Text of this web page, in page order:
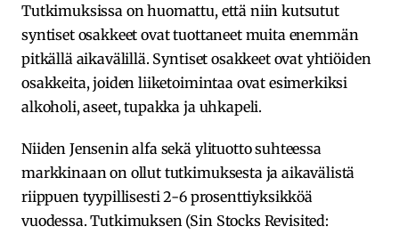
Tutkimuksissa on huomattu, että niin kutsutut
syntiset osakkeet ovat tuottaneet muita enemmän
pitkällä aikavälillä. Syntiset osakkeet ovat yhtiöiden
osakkeita, joiden liiketoimintaa ovat esimerkiksi
alkoholi, aseet, tupakka ja uhkapeli.
Niiden Jensenin alfa sekä ylituotto suhteessa
markkinaan on ollut tutkimuksesta ja aikavälistä
riippuen tyypillisesti 2-6 prosenttiyksikköä
vuodessa. Tutkimuksen (Sin Stocks Revisited: